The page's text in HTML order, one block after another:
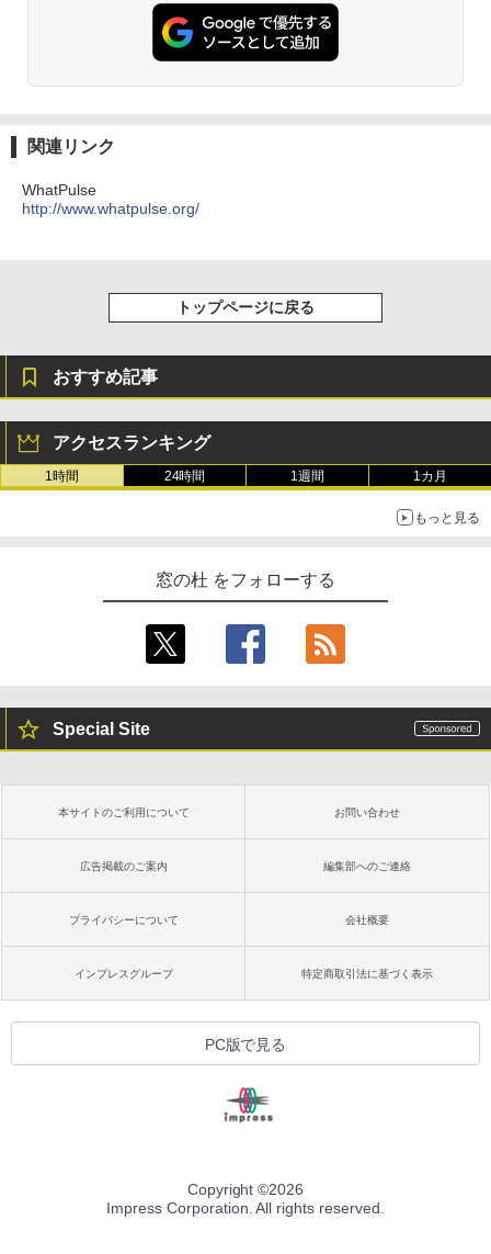
Amazon Kindle Paperwhite (16GB) 7イ
ンチディスプレイ、色調調節ライト、12
週間持続バッテリー、広告なし、ブラッ
ージ、防水、7インチカラーディスプレ
イ、色調調節ライト、最大8週間持続バッ
￥31,980
レージ、ノート機能搭載、明るさ自動調
整、色調調節ライト、プレミアムペン付
き、グラファイト
￥115,980
関連リンク
WhatPulse
http://www.whatpulse.org/
トップページに戻る
おすすめ記事
アクセスランキング
1時間 24時間 1週間 1カ月
もっと見る
窓の杜 をフォローする
Special Site
本サイトのご利用について お問い合わせ
広告掲載のご案内 編集部へのご連絡
プライバシーについて 会社概要
インプレスグループ 特定商取引法に基づく表示
PC版で見る
Copyright ©2026
Impress Corporation. All rights reserved.